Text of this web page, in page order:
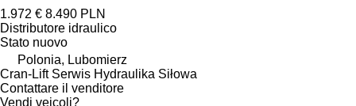
1.972 € 8.490 PLN
Distributore idraulico
Stato nuovo
Polonia, Lubomierz
Cran-Lift Serwis Hydraulika Siłowa
Contattare il venditore
Vendi veicoli?